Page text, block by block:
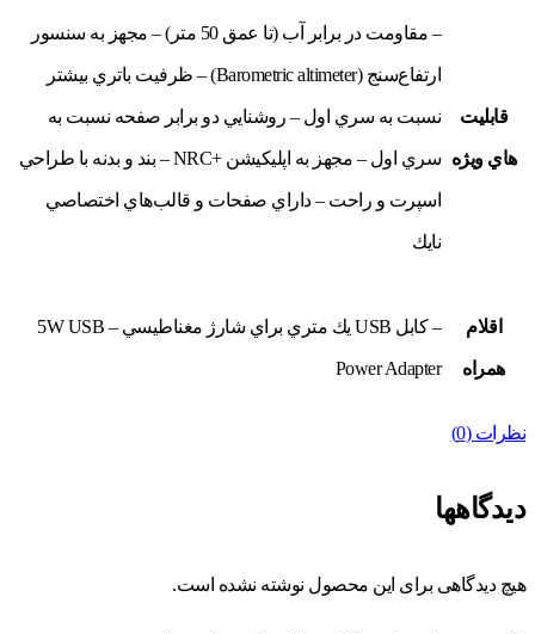
قابليت
هاي ويژه
– مقاومت در برابر آب (تا عمق 50 متر) – مجهز به سنسور
ارتفاع‌سنج (Barometric altimeter) – ظرفيت باتري بيشتر
نسبت به سري اول – روشنايي دو برابر صفحه نسبت به
سري اول – مجهز به اپليكيشن +NRC – بند و بدنه با طراحي
اسپرت و راحت – داراي صفحات و قالب‌هاي اختصاصي
نايك
اقلام
همراه
– كابل USB يك متري براي شارژ مغناطيسي – 5W USB
Power Adapter
نظرات (0)
دیدگاهها
هیچ دیدگاهی برای این محصول نوشته نشده است.